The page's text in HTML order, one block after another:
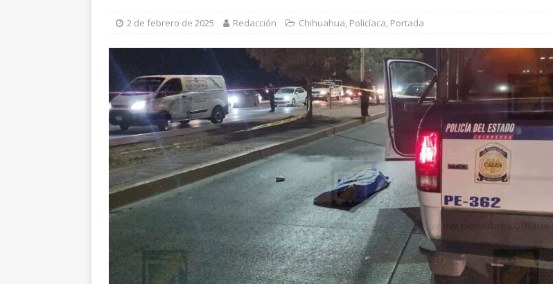
[ 7 de agosto de 2026 ]
Localizan sin vida a un joven en vivienda de la colonia Ponce de
León
ESTATAL
[ 7 de agosto de 2026 ] Choque en la avenida 20 de Noviembre deja dos lesionados
ESTATAL
[ 7 de agosto de 2026 ] Marco Bonilla lidera preferencias electorales de acuerdo a
encuestas
CHIHUAHUA MARCO BONILLA
2 de febrero de 2025 Redacción Chihuahua, Policíaca, Portada